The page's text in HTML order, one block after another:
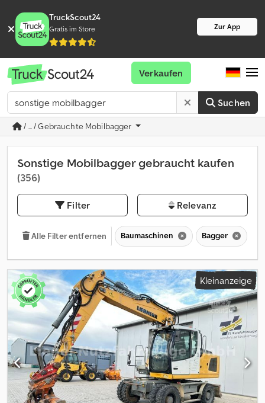
TruckScout24
Gratis im Store Zur App
Suchen
Verkaufen
/ ... / Gebrauchte Mobilbagger
Sonstige Mobilbagger gebraucht kaufen
(356)
Filter Relevanz
Alle Filter entfernen Baumaschinen Bagger
Kleinanzeige